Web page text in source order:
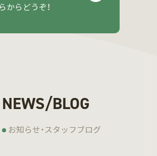
らどうぞ！
NEWS/BLOG
お知らせ・スタッフブログ